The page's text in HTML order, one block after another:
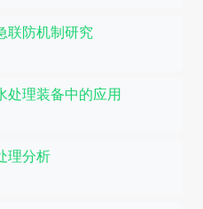
联防机制研究
处理装备中的应用
理分析